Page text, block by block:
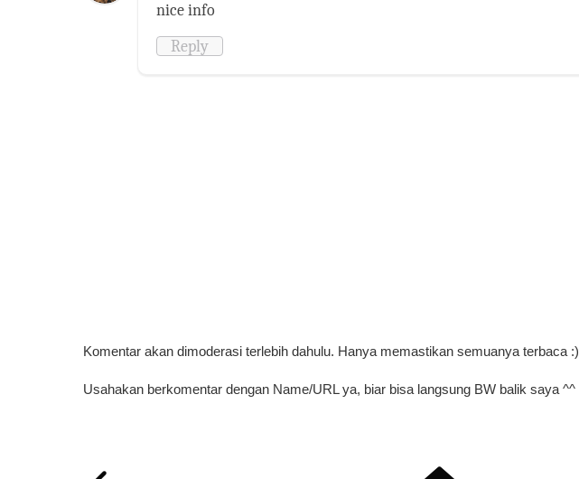
nice info
Reply
Komentar akan dimoderasi terlebih dahulu. Hanya memastikan semuanya terbaca :)
Usahakan berkomentar dengan Name/URL ya, biar bisa langsung BW balik saya ^^